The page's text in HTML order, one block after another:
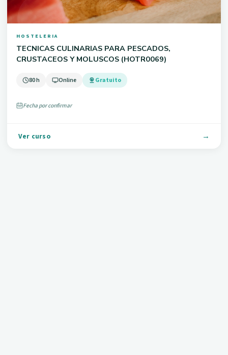
HOSTELERIA
TECNICAS CULINARIAS PARA PESCADOS,
CRUSTACEOS Y MOLUSCOS (HOTR0069)
80 h Online Gratuito
Fecha por confirmar
Ver curso